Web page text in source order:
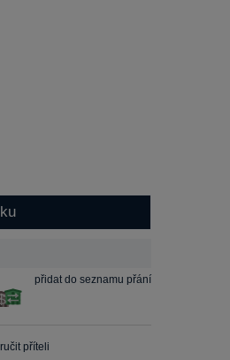
přidat do seznamu přání
příteli